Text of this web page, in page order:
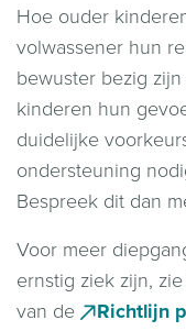
Hoe ouder
volwassener hun
bewuster bezig
kinderen hun
duidelijke
ondersteuning
Bespreek dit dan
Voor meer
ernstig ziek zijn,
van de
Richtlijn